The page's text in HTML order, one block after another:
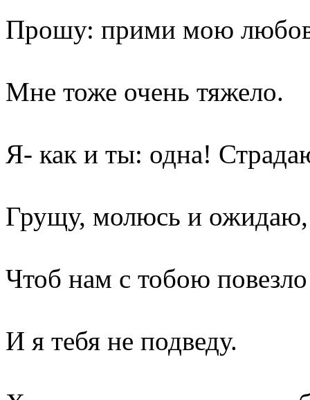
Прошу: прими мою
Мне тоже очень тяжело.
Я- как и ты: одна!
Грущу, молюсь и ожидаю,
Чтоб нам с тобою
И я тебя не подведу.